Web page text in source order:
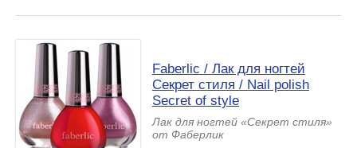
Faberlic / Лак для ногтей
Секрет стиля / Nail polish
Secret of style
Лак для ногтей «Секрет стиля»
от Фаберлик